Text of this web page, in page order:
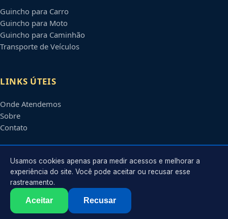
Guincho para Carro
Guincho para Moto
Guincho para Caminhão
Transporte de Veículos
LINKS ÚTEIS
Onde Atendemos
Sobre
Contato
CONTATO
Atendimento em
contato@guinchosmogidascruzes.com.br
2026 Mogi das Cruzes
. Todos os direitos reservados.
Usamos cookies apenas para medir acessos e melhorar a
experiência do site. Você pode aceitar ou recusar esse
rastreamento.
Aceitar Recusar